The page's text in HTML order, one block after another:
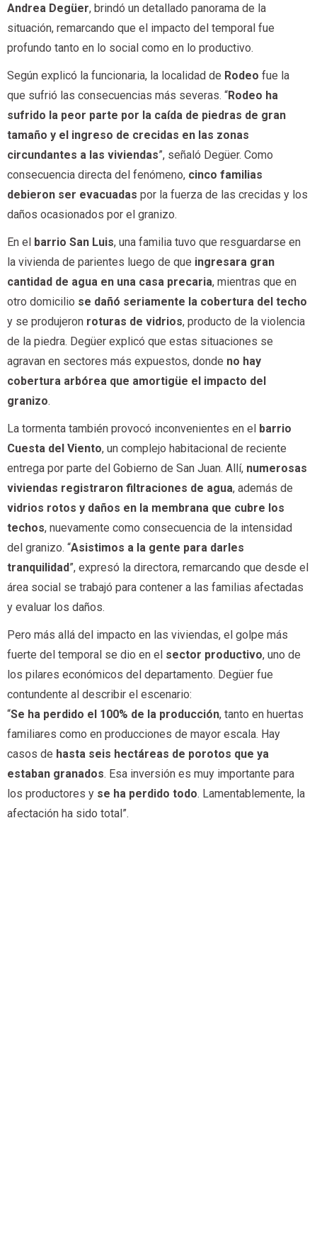
Andrea Degüer, brindó un detallado panorama de la
situación, remarcando que el impacto del temporal fue
profundo tanto en lo social como en lo productivo.
Según explicó la funcionaria, la localidad de Rodeo fue la
que sufrió las consecuencias más severas. “Rodeo ha
sufrido la peor parte por la caída de piedras de gran
tamaño y el ingreso de crecidas en las zonas
circundantes a las viviendas”, señaló Degüer. Como
consecuencia directa del fenómeno, cinco familias
debieron ser evacuadas por la fuerza de las crecidas y los
daños ocasionados por el granizo.
En el barrio San Luis, una familia tuvo que resguardarse en
la vivienda de parientes luego de que ingresara gran
cantidad de agua en una casa precaria, mientras que en
otro domicilio se dañó seriamente la cobertura del techo
y se produjeron roturas de vidrios, producto de la violencia
de la piedra. Degüer explicó que estas situaciones se
agravan en sectores más expuestos, donde no hay
cobertura arbórea que amortigüe el impacto del
granizo.
La tormenta también provocó inconvenientes en el
barrio
Cuesta del Viento, un complejo habitacional de reciente
entrega por parte del Gobierno de San Juan. Allí, numerosas
viviendas registraron filtraciones de agua, además de
vidrios rotos y daños en la membrana que cubre los
techos, nuevamente como consecuencia de la intensidad
del granizo. “Asistimos a la gente para darles
tranquilidad”, expresó la directora, remarcando que desde el
área social se trabajó para contener a las familias afectadas
y evaluar los daños.
Pero más allá del impacto en las viviendas, el golpe más
fuerte del temporal se dio en el sector productivo, uno de
los pilares económicos del departamento. Degüer fue
contundente al describir el escenario:
“Se ha perdido el 100% de la producción, tanto en huertas
familiares como en producciones de mayor escala. Hay
casos de hasta seis hectáreas de porotos que ya
estaban granados. Esa inversión es muy importante para
los productores y se ha perdido todo. Lamentablemente, la
afectación ha sido total”.